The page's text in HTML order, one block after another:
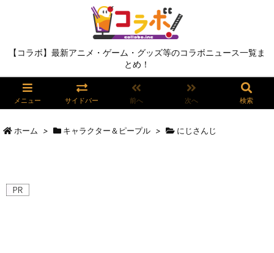
【コラボ】最新アニメ・ゲーム・グッズ等のコラボニュース一覧ま
とめ！
メニュー サイドバー 前へ 次へ 検索
ホーム > キャラクター＆ピープル > にじさんじ